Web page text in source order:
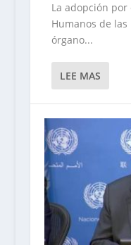
La adopción por
Humanos de
órgano...
LEE MAS